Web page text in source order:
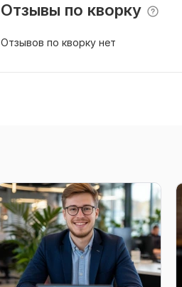
Отзывы по кворку
Отзывов по кворку нет